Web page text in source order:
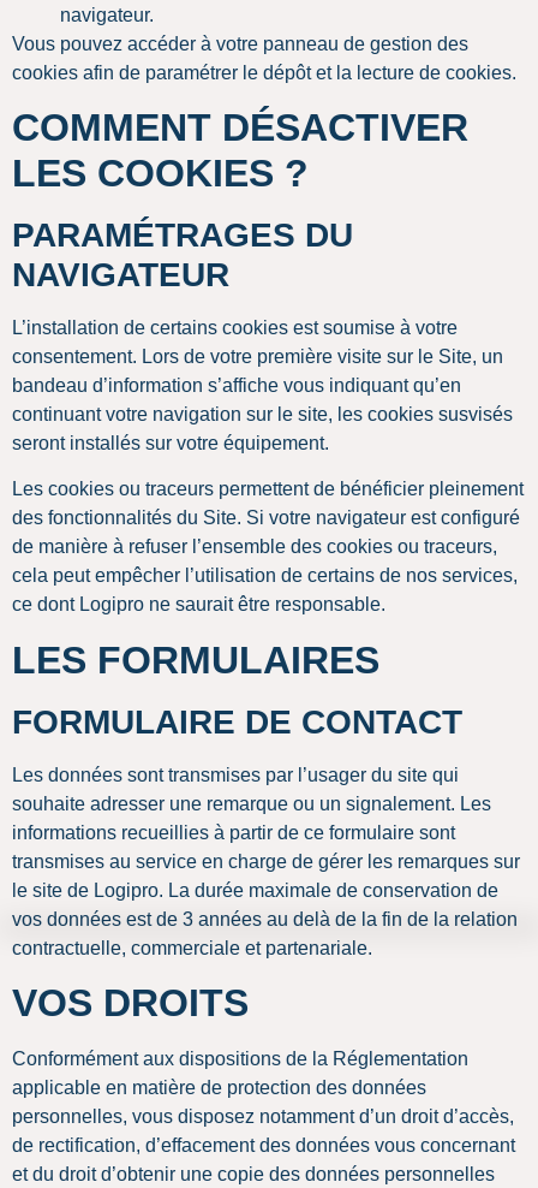
navigateur.
Vous pouvez accéder à votre panneau de gestion des
cookies afin de paramétrer le dépôt et la lecture de cookies.
COMMENT DÉSACTIVER
LES COOKIES ?
PARAMÉTRAGES DU
NAVIGATEUR
L’installation de certains cookies est soumise à votre
consentement. Lors de votre première visite sur le Site, un
bandeau d’information s’affiche vous indiquant qu’en
continuant votre navigation sur le site, les cookies susvisés
seront installés sur votre équipement.
Les cookies ou traceurs permettent de bénéficier pleinement
des fonctionnalités du Site. Si votre navigateur est configuré
de manière à refuser l’ensemble des cookies ou traceurs,
cela peut empêcher l’utilisation de certains de nos services,
ce dont Logipro ne saurait être responsable.
LES FORMULAIRES
FORMULAIRE DE CONTACT
Les données sont transmises par l’usager du site qui
souhaite adresser une remarque ou un signalement. Les
informations recueillies à partir de ce formulaire sont
transmises au service en charge de gérer les remarques sur
le site de Logipro. La durée maximale de conservation de
vos données est de 3 années au delà de la fin de la relation
contractuelle, commerciale et partenariale.
VOS DROITS
Conformément aux dispositions de la Réglementation
applicable en matière de protection des données
personnelles, vous disposez notamment d’un droit d’accès,
de rectification, d’effacement des données vous concernant
et du droit d’obtenir une copie des données personnelles